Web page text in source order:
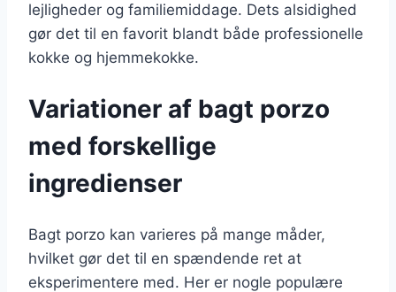
lejligheder og familiemiddage. Dets alsidighed
gør det til en favorit blandt både professionelle
kokke og hjemmekokke.
Variationer af bagt porzo
med forskellige
ingredienser
Bagt porzo kan varieres på mange måder,
hvilket gør det til en spændende ret at
eksperimentere med. Her er nogle populære